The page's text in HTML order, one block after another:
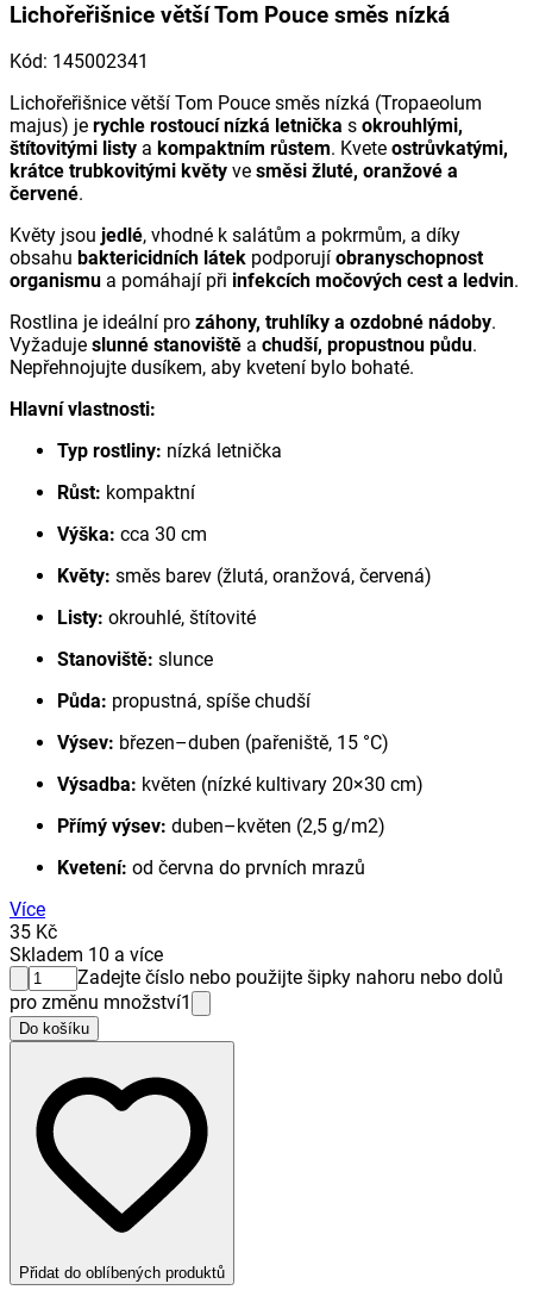
Lichořeřišnice větší Tom Pouce směs nízká
Kód: 145002341
Lichořeřišnice větší Tom Pouce směs nízká (Tropaeolum
majus) je rychle rostoucí nízká letnička s okrouhlými,
štítovitými listy a kompaktním růstem. Kvete ostrůvkatými,
krátce trubkovitými květy ve směsi žluté, oranžové a
červené.
Květy jsou jedlé, vhodné k salátům a pokrmům, a díky
obsahu baktericidních látek podporují obranyschopnost
organismu a pomáhají při infekcích močových cest a ledvin.
Rostlina je ideální pro záhony, truhlíky a ozdobné nádoby.
Vyžaduje slunné stanoviště a chudší, propustnou půdu.
Nepřehnojujte dusíkem, aby kvetení bylo bohaté.
Hlavní vlastnosti:
Typ rostliny: nízká letnička
Růst: kompaktní
Výška: cca 30 cm
Květy: směs barev (žlutá, oranžová, červená)
Listy: okrouhlé, štítovité
Stanoviště: slunce
Půda: propustná, spíše chudší
Výsev: březen–duben (pařeniště, 15 °C)
Výsadba: květen (nízké kultivary 20×30 cm)
Přímý výsev: duben–květen (2,5 g/m2)
Kvetení: od června do prvních mrazů
Více
35 Kč
Skladem 10 a více
Zadejte číslo nebo použijte šipky nahoru nebo dolů
pro změnu množství1
Do košíku
Přidat do oblíbených produktů